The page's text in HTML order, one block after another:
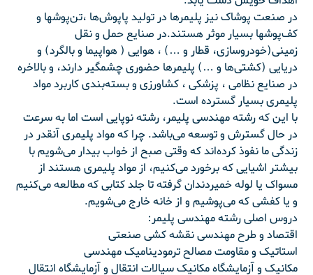
در صنعت پوشاک نیز پلیمرها در تولید پاپوش‌ها ،‌تن‌پوشها و
کف‌پوشها بسیار موثر هستند.در صنایع حمل و نقل
زمینی(خودروسازی، قطار و …) ، هوایی ( هواپیما و بالگرد) و
دریایی (کشتی‌ها و …)‌ پلیمرها حضوری چشمگیر دارند، و بالاخره
در صنایع نظامی ، پزشکی ، کشاورزی و بسته‌بندی کاربرد مواد
پلیمری بسیار گسترده است.
با این که رشته مهندسی پلیمر، رشته‌ نوپایی است اما به سرعت
در حال گسترش و توسعه می‌باشد. چرا که مواد پلیمری آنقدر در
زندگی ما نفوذ کرده‌اند که وقتی صبح از خواب بیدار می‌شویم با
بیشتر اشیایی که برخورد می‌کنیم، از مواد پلیمری هستند از
مسواک یا لوله خمیردندان گرفته تا جلد کتابی که مطالعه می‌کنیم
و یا کفشی که می‌پوشیم و از خانه خارج می‌شویم.
دروس اصلی رشته مهندسی پلیمر:
اقتصاد و طرح مهندسی نقشه کشی صنعتی
استاتیک و مقاومت مصالح ترمودینامیک مهندسی
مکانیک و آزمایشگاه مکانیک سیالات انتقال و آزمایشگاه انتقال